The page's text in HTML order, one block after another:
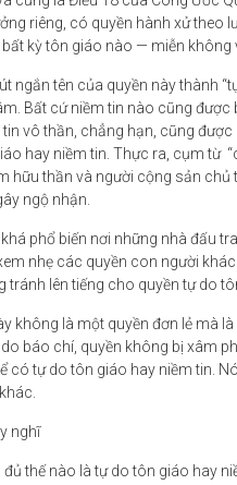
riêng, có quyền hành xử theo
kỳ tôn giáo nào — miễn không
ngắn tên của quyền này thành
Bất cứ niềm tin nào cũng
vô thần, chẳng hạn, cũng
hay niềm tin. Thực ra, cụm từ
hữu thần và người cộng sản
ngộ nhận.
phổ biến nơi những nhà đấu
nhẹ các quyền con người
tránh lên tiếng cho quyền tự do
không là một quyền đơn lẻ mà
báo chí, quyền không bị xâm
có tự do tôn giáo hay niềm tin.
nghĩ
đủ thế nào là tự do tôn giáo hay